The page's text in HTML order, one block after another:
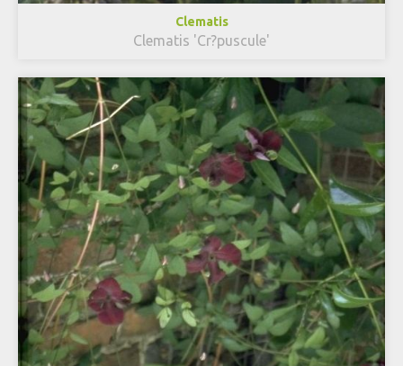
Clematis
Clematis 'Cr?puscule'